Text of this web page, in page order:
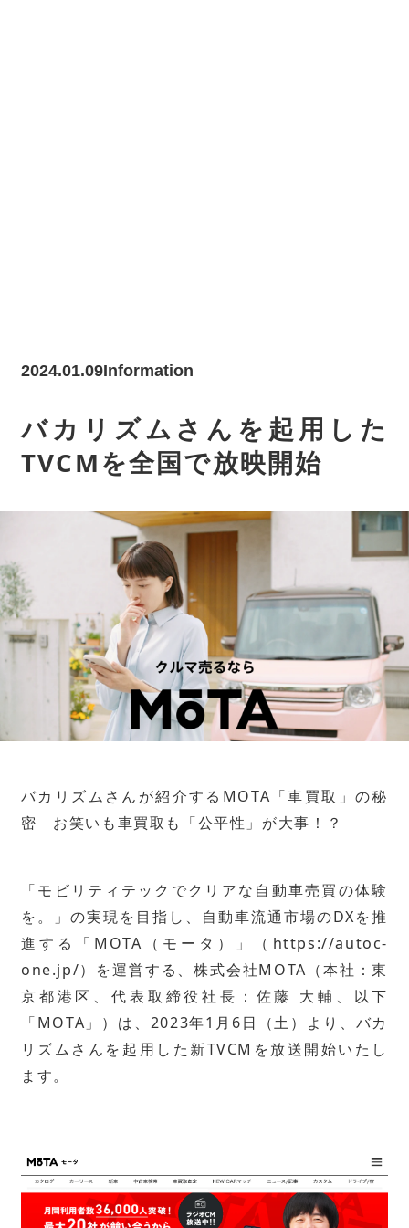
2024.01.09Information
バカリズムさんを起用した
TVCMを全国で放映開始
バカリズムさんが紹介するMOTA「車買取」の秘
密 お笑いも車買取も「公平性」が大事！？
「モビリティテックでクリアな自動車売買の体験
を。」の実現を目指し、自動車流通市場のDXを推
進する「MOTA（モータ）」（ https://autoc-
one.jp/）を運営する、株式会社MOTA（本社：東
京都港区、代表取締役社長：佐藤 大輔、以下
「MOTA」）は、2023年1月6日（土）より、バカ
リズムさんを起用した新TVCMを放送開始いたし
ます。